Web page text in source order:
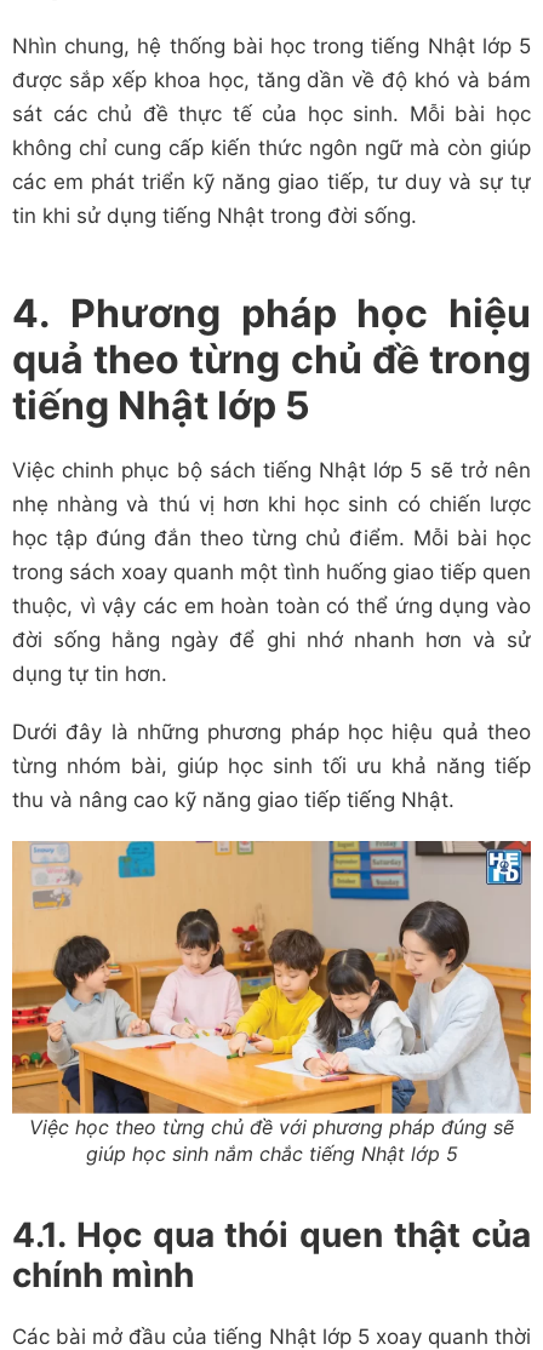
Nhìn chung, hệ thống bài học trong tiếng Nhật lớp 5
được sắp xếp khoa học, tăng dần về độ khó và bám
sát các chủ đề thực tế của học sinh. Mỗi bài học
không chỉ cung cấp kiến thức ngôn ngữ mà còn giúp
các em phát triển kỹ năng giao tiếp, tư duy và sự tự
tin khi sử dụng tiếng Nhật trong đời sống.
4. Phương pháp học hiệu
quả theo từng chủ đề trong
tiếng Nhật lớp 5
Việc chinh phục bộ sách tiếng Nhật lớp 5 sẽ trở nên
nhẹ nhàng và thú vị hơn khi học sinh có chiến lược
học tập đúng đắn theo từng chủ điểm. Mỗi bài học
trong sách xoay quanh một tình huống giao tiếp quen
thuộc, vì vậy các em hoàn toàn có thể ứng dụng vào
đời sống hằng ngày để ghi nhớ nhanh hơn và sử
dụng tự tin hơn.
Dưới đây là những phương pháp học hiệu quả theo
từng nhóm bài, giúp học sinh tối ưu khả năng tiếp
thu và nâng cao kỹ năng giao tiếp tiếng Nhật.
Việc học theo từng chủ đề với phương pháp đúng sẽ
giúp học sinh nắm chắc tiếng Nhật lớp 5
4.1. Học qua thói quen thật của
chính mình
Các bài mở đầu của tiếng Nhật lớp 5 xoay quanh thời